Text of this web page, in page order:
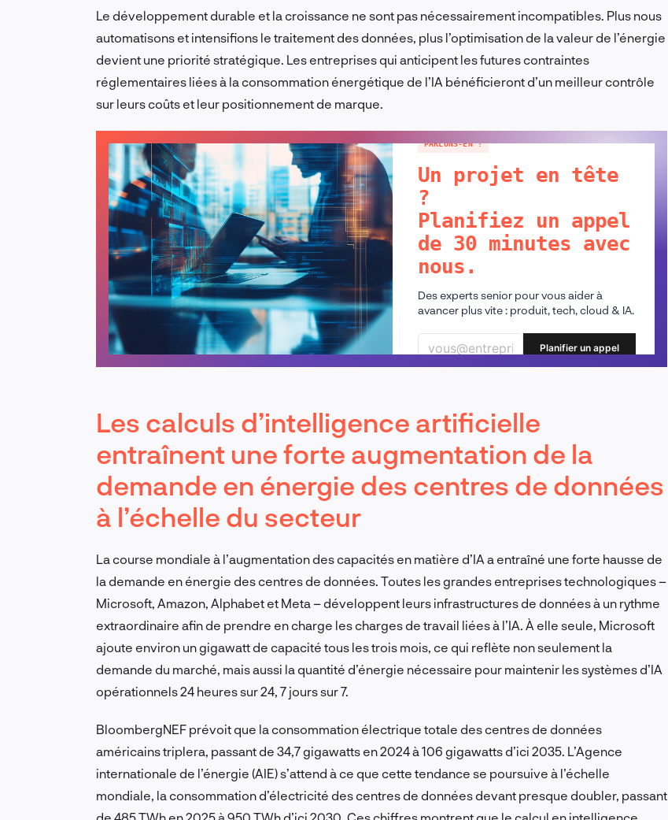
Le développement durable et la croissance ne sont pas nécessairement incompatibles. Plus nous
automatisons et intensifions le traitement des données, plus l’optimisation de la valeur de l’énergie
devient une priorité stratégique. Les entreprises qui anticipent les futures contraintes
réglementaires liées à la consommation énergétique de l’IA bénéficieront d’un meilleur contrôle
sur leurs coûts et leur positionnement de marque.
PARLONS-EN !
Un projet en tête
?
Planifiez un appel
de 30 minutes avec
nous.
Des experts senior pour vous aider à
avancer plus vite : produit, tech, cloud & IA.
Planifier un appel
Les calculs d’intelligence artificielle
entraînent une forte augmentation de la
demande en énergie des centres de données
à l’échelle du secteur
La course mondiale à l’augmentation des capacités en matière d’IA a entraîné une forte hausse de
la demande en énergie des centres de données. Toutes les grandes entreprises technologiques –
Microsoft, Amazon, Alphabet et Meta – développent leurs infrastructures de données à un rythme
extraordinaire afin de prendre en charge les charges de travail liées à l’IA. À elle seule, Microsoft
ajoute environ un gigawatt de capacité tous les trois mois, ce qui reflète non seulement la
demande du marché, mais aussi la quantité d’énergie nécessaire pour maintenir les systèmes d’IA
opérationnels 24 heures sur 24, 7 jours sur 7.
BloombergNEF prévoit que la consommation électrique totale des centres de données
américains triplera, passant de 34,7 gigawatts en 2024 à 106 gigawatts d’ici 2035. L’Agence
internationale de l’énergie (AIE) s’attend à ce que cette tendance se poursuive à l’échelle
mondiale, la consommation d’électricité des centres de données devant presque doubler, passant